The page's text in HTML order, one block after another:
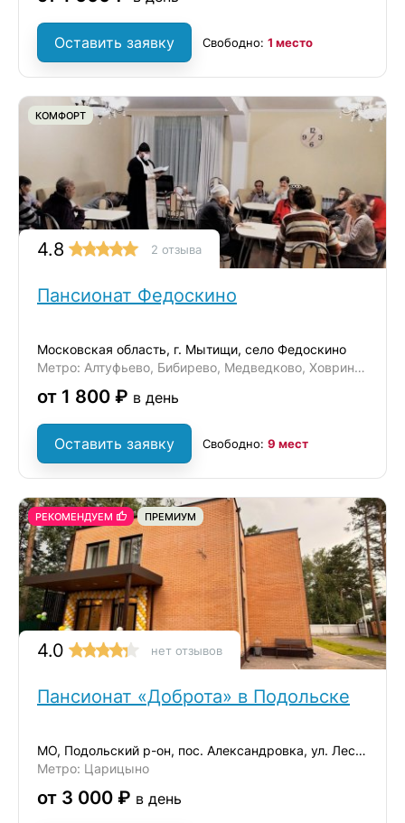
Оставить заявку Свободно: 1 место
КОМФОРТ
4.8 2 отзыва
Пансионат Федоскино
Московская область, г. Мытищи, село Федоскино
Метро: Алтуфьево, Бибирево, Медведково, Ховрино, Отрадное
от 1 800 ₽ в день
Оставить заявку Свободно: 9 мест
РЕКОМЕНДУЕМ ПРЕМИУМ
4.0 нет отзывов
Пансионат «Доброта» в Подольске
МО, Подольский р-он, пос. Александровка, ул. Лесная, д. 14/1
Метро: Царицыно
от 3 000 ₽ в день